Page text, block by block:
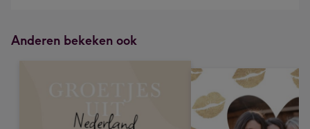
Anderen bekeken ook